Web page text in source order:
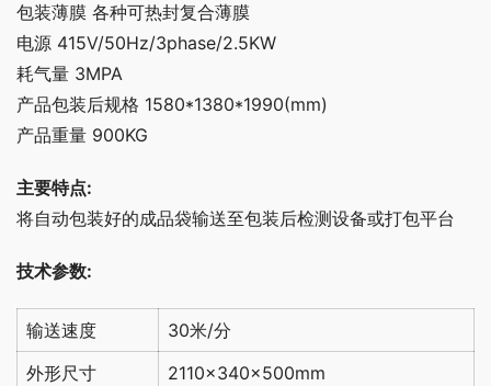
包装薄膜 各种可热封复合薄膜
电源 415V/50Hz/3phase/2.5KW
耗气量 3MPA
产品包装后规格 1580*1380*1990(mm)
产品重量 900KG
主要特点:
将自动包装好的成品袋输送至包装后检测设备或打包平台
技术参数:
输送速度
30米/分
外形尺寸
2110×340×500mm